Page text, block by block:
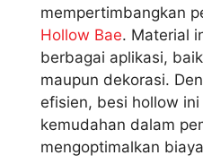
mempertimbangkan
Hollow Bae. Material
berbagai aplikasi,
maupun dekorasi.
efisien, besi hollow
kemudahan dalam
mengoptimalkan